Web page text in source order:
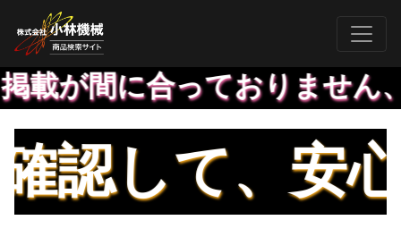
に合っておりません、お
て、安心